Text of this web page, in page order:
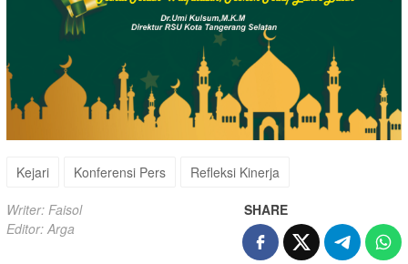
Kejari Konferensi Pers Refleksi Kinerja
Writer: Faisol
Editor: Arga
SHARE